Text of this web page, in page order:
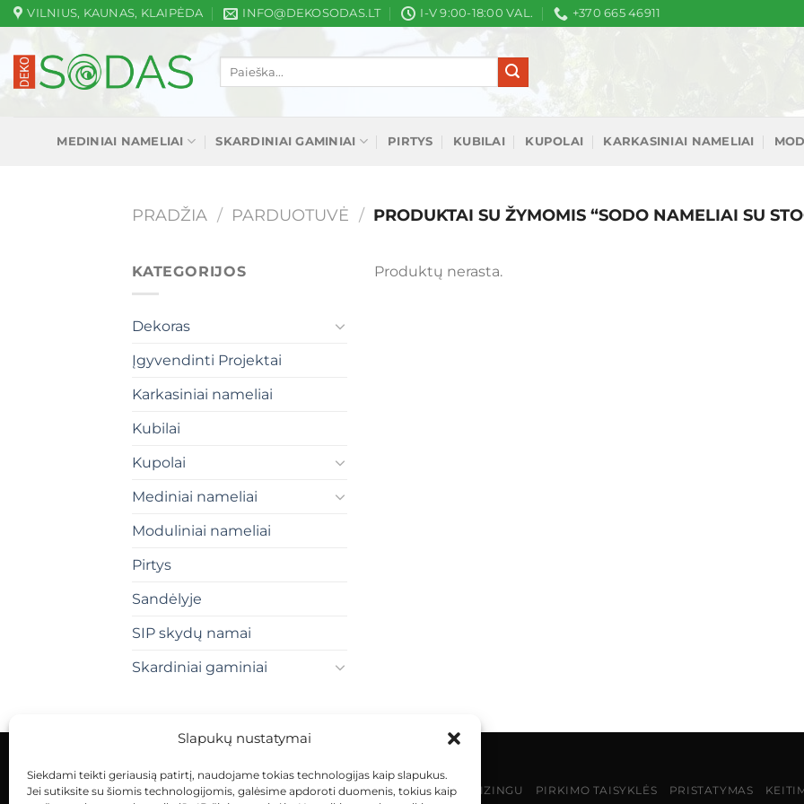
Slapukų nustatymai
Siekdami teikti geriausią patirtį, naudojame tokias technologijas kaip slapukus.
Jei sutiksite su šiomis technologijomis, galėsime apdoroti duomenis, tokius kaip
Skip
to
content
VILNIUS, KAUNAS, KLAIPĖDA INFO@DEKOSODAS.LT I-V 9:00-18:00 VAL. +370 665 46911
Ieškoti:
MEDINIAI NAMELIAI SKARDINIAI GAMINIAI PIRTYS KUBILAI KUPOLAI KARKASINIAI NAMELIAI
PRADŽIA / PARDUOTUVĖ / PRODUKTAI SU ŽYMOMIS “SODO NAMELIAI SU
KATEGORIJOS
Dekoras
Įgyvendinti Projektai
Karkasiniai nameliai
Kubilai
Kupolai
Mediniai nameliai
Moduliniai nameliai
Pirtys
Sandėlyje
SIP skydų namai
Skardiniai gaminiai
Produktų nerasta.
KONTAKTAI INDIVIDUALŪS PROJEKTAI MOKĖJIMAS LIZINGU PIRKIMO TAISYKLĖS PRISTATYMAS